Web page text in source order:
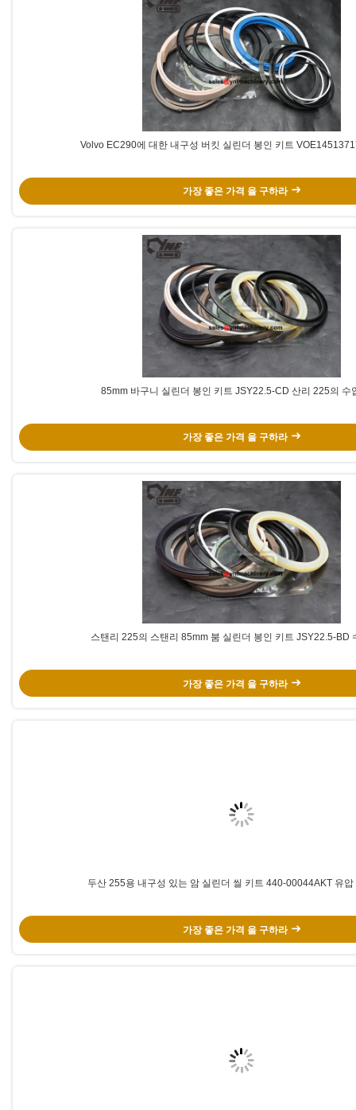
Volvo EC290에 대한 내구성 버킷 실린더 봉인 키트
가장 좋은 가격 을 구하라
85mm 바구니 실린더 봉인 키트 JSY22.5-CD 산리 225의 수
가장 좋은 가격 을 구하라
스탠리 225의 스탠리 85mm 붐 실린더 봉인 키트 JSY22.5-BD
가장 좋은 가격 을 구하라
두산 255용 내구성 있는 암 실린더 씰 키트 440-00044AKT 유압
가장 좋은 가격 을 구하라